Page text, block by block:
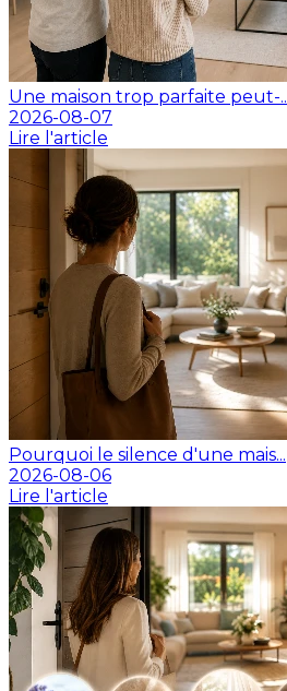
Une maison trop parfaite peut-
2026-08-07
Lire l'article
Pourquoi le silence d'une mais...
2026-08-06
Lire l'article